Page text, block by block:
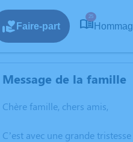
Faire-part
25
Message de la famille
Chère famille, chers amis,
C’est avec une grande